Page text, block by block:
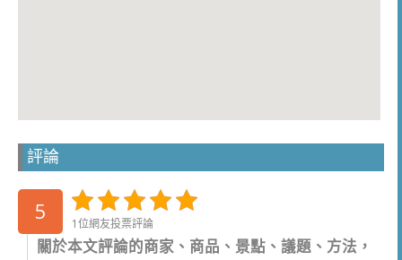
評論
5 1位網友投票評論
關於本文評論的商家、商品、景點、議題、方法，